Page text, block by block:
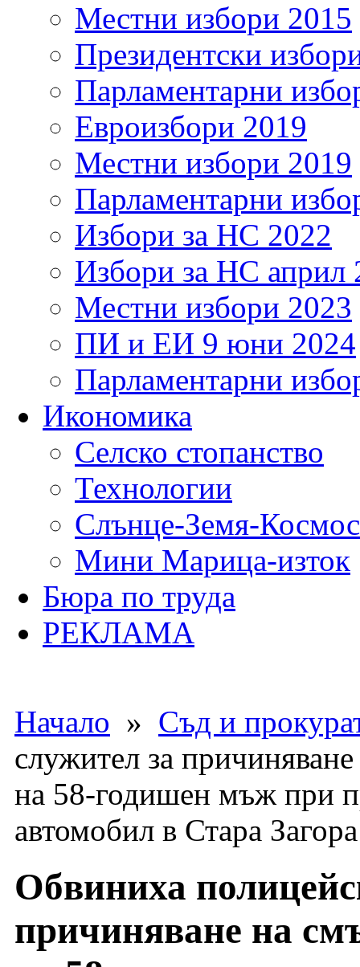
Местни избори 2015
Президентски
Парламентарни
Евроизбори 2019
Местни избори 2019
Парламентарни
Избори за НС 2022
Избори за НС април
Местни избори 2023
ПИ и ЕИ 9 юни 2024
Парламентарни
Икономика
Селско стопанство
Технологии
Слънце-Земя-Космос
Мини Марица-изток
Бюра по труда
РЕКЛАМА
Начало » Съд и
служител за
на 58-годишен мъж при
автомобил в Стара Загора
Обвиниха
причиняване на